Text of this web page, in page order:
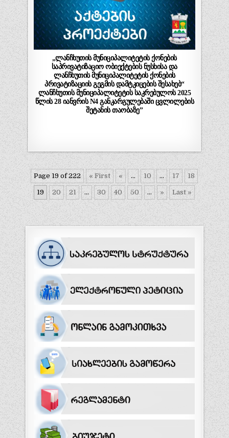
„ლანჩხუთის მუნიციპალიტეტის ქონების
საპრივატიზაციო ობიექტების ნუსხისა და
ლანჩხუთის მუნიციპალიტეტის ქონების
პრივატიზაციის გეგმის დამტკიცების შესახებ“
ლანჩხუთის მუნიციპალიტეტის საკრებულოს 2025
წლის 28 იანვრის N4 განკარგულებაში ცვლილების
შეტანის თაობაზე”
Page 19 of 222 « First « ... 10 ... 17 18
19 20 21 ... 30 40 50 ... » Last »